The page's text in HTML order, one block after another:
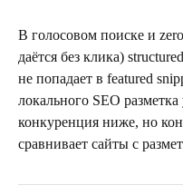
В голосовом поиске и
даётся без клика)
не попадает в featured
локального SEO
конкуренция ниже, но
сравнивает сайты с